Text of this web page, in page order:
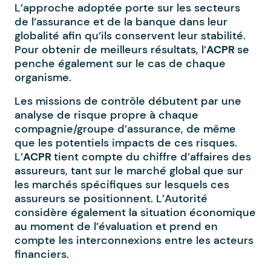
L’approche adoptée porte sur les secteurs
de l’assurance et de la banque dans leur
globalité afin qu’ils conservent leur stabilité.
Pour obtenir de meilleurs résultats, l’ACPRse
penche également sur le cas de chaque
organisme.
Les missions de contrôle débutent par une
analyse de risque propre à chaque
compagnie/groupe d’assurance, de même
que les potentiels impacts de ces risques.
L’ACPRtient compte du chiffre d’affaires des
assureurs, tant sur le marché global que sur
les marchés spécifiques sur lesquels ces
assureurs se positionnent. L’Autorité
considère également la situation économique
au moment de l’évaluation et prend en
compte les interconnexions entre les acteurs
financiers.